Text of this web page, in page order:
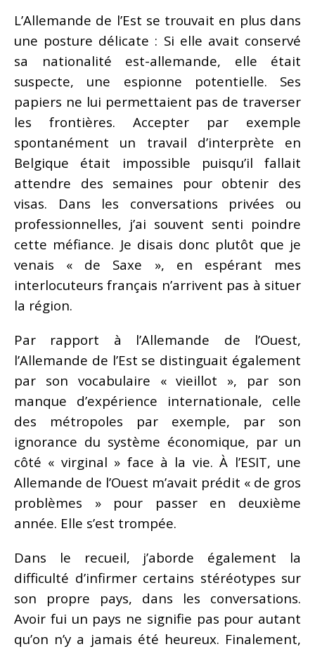
L’Allemande de l’Est se trouvait en plus dans
une posture délicate : Si elle avait conservé
sa nationalité est-allemande, elle était
suspecte, une espionne potentielle. Ses
papiers ne lui permettaient pas de traverser
les frontières. Accepter par exemple
spontanément un travail d’interprète en
Belgique était impossible puisqu’il fallait
attendre des semaines pour obtenir des
visas. Dans les conversations privées ou
professionnelles, j’ai souvent senti poindre
cette méfiance. Je disais donc plutôt que je
venais « de Saxe », en espérant mes
interlocuteurs français n’arrivent pas à situer
la région.
Par rapport à l’Allemande de l’Ouest,
l’Allemande de l’Est se distinguait également
par son vocabulaire « vieillot », par son
manque d’expérience internationale, celle
des métropoles par exemple, par son
ignorance du système économique, par un
côté « virginal » face à la vie. À l’ESIT, une
Allemande de l’Ouest m’avait prédit « de gros
problèmes » pour passer en deuxième
année. Elle s’est trompée.
Dans le recueil, j’aborde également la
difficulté d’infirmer certains stéréotypes sur
son propre pays, dans les conversations.
Avoir fui un pays ne signifie pas pour autant
qu’on n’y a jamais été heureux. Finalement,